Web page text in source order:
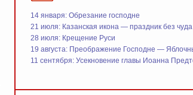
14 января: Обрезание господне
21 июля: Казанская икона — праздник без чуда
28 июля: Крещение Руси
19 августа: Преображение Господне —
11 сентября: Усекновение главы Иоанна